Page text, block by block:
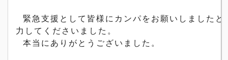
緊急支援として皆様にカンパをお願いしました
力してくださいました。
本当にありがとうございました。